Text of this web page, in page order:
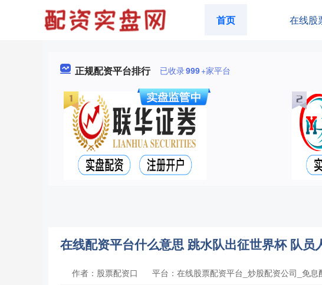
首页 在线股
正规配资平台排行 已收录999+家平台
在线配资平台什么意思 跳水队出征世界杯 队员
作者：股票配资口 平台：在线股票配资平台_炒股配资公司_免息